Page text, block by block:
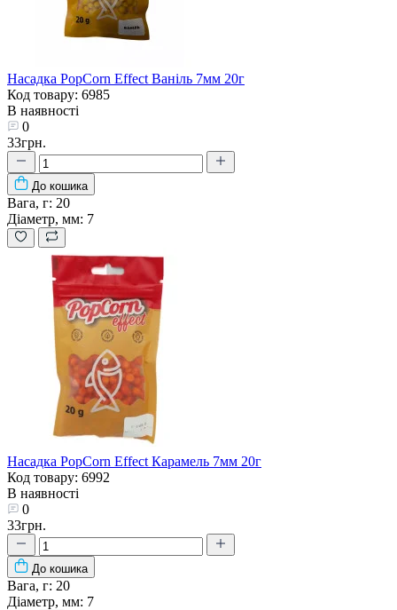
Насадка PopCorn Effect Ваніль 7мм 20г
Код товару: 6985
В наявності
0
33грн.
До кошика
Вага, г: 20
Діаметр, мм: 7
Насадка PopCorn Effect Карамель 7мм 20г
Код товару: 6992
В наявності
0
33грн.
До кошика
Вага, г: 20
Діаметр, мм: 7